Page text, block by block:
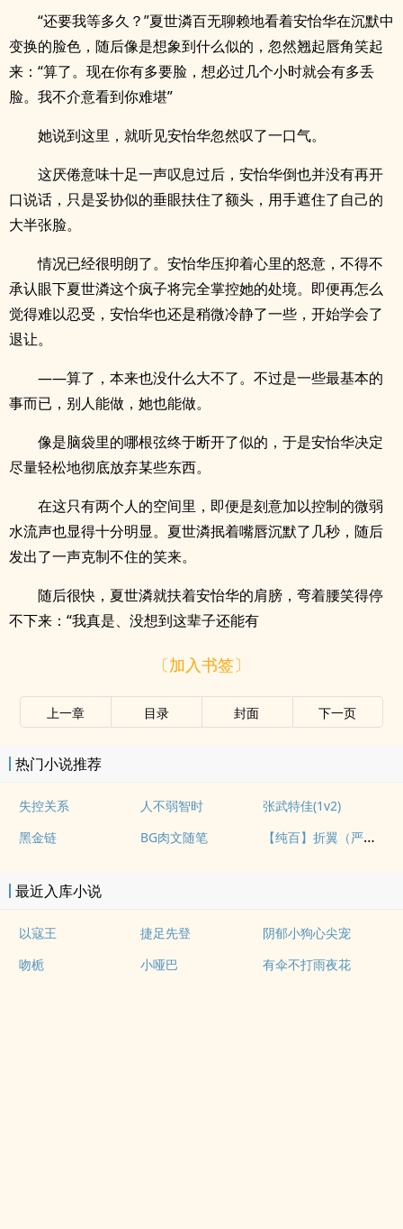
“还要我等多久？”夏世潾百无聊赖地看着安怡华在沉默中
变换的脸色，随后像是想象到什么似的，忽然翘起唇角笑起
来：“算了。现在你有多要脸，想必过几个小时就会有多丢
脸。我不介意看到你难堪”
她说到这里，就听见安怡华忽然叹了一口气。
这厌倦意味十足一声叹息过后，安怡华倒也并没有再开
口说话，只是妥协似的垂眼扶住了额头，用手遮住了自己的
大半张脸。
情况已经很明朗了。安怡华压抑着心里的怒意，不得不
承认眼下夏世潾这个疯子将完全掌控她的处境。即便再怎么
觉得难以忍受，安怡华也还是稍微冷静了一些，开始学会了
退让。
——算了，本来也没什么大不了。不过是一些最基本的
事而已，别人能做，她也能做。
像是脑袋里的哪根弦终于断开了似的，于是安怡华决定
尽量轻松地彻底放弃某些东西。
在这只有两个人的空间里，即便是刻意加以控制的微弱
水流声也显得十分明显。夏世潾抿着嘴唇沉默了几秒，随后
发出了一声克制不住的笑来。
随后很快，夏世潾就扶着安怡华的肩膀，弯着腰笑得停
不下来：“我真是、没想到这辈子还能有
〔加入书签〕
上一章 目录 封面 下一页
热门小说推荐
失控关系 人不弱智时
张武特佳(1v2)
黑金链
BG肉文随笔 【纯百】折翼（严厉上司是小鸟）
最近入库小说
以寇王 捷足先登
阴郁小狗心尖宠
吻栀
小哑巴 有伞不打雨夜花